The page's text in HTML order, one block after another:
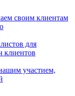
своим клиентам
для
клиентов
участием,